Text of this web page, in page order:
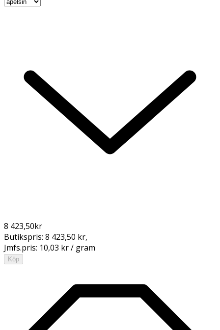
8 423,50kr
Butikspris: 8 423,50 kr,
Jmfs.pris: 10,03 kr / gram
Köp